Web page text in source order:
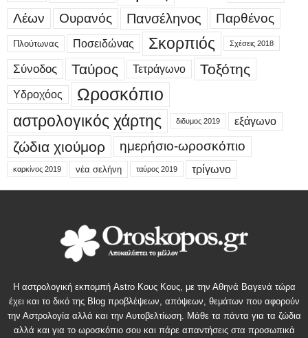
Λέων Ουρανός Πανσέληνος Παρθένος
Πλούτωνας Ποσειδώνας Σκορπιός Σχέσεις 2018
Σύνοδος Ταύρος Τετράγωνο Τοξότης
Υδροχόος Ωροσκόπιο
αστρολογικός χάρτης διδυμος 2019 εξάγωνο
ζώδια χιούμορ ημερήσιο-ωροσκόπιο
καρκίνος 2019 νέα σελήνη ταύρος 2019 τρίγωνο
Η αστρολογική εκπομπή Astro Κους Κους, με την Αθηνά Βαγενά τώρα
έχει και το δικό της Blog προβλέψεων, απόψεων, θεμάτων που αφορούν
την Αστρολογία αλλά και την Αυτοβελτίωση. Μάθε τα πάντα για τα ζώδια
αλλά και για το ωροσκόπιο σου και πάρε απαντήσεις στα προσωπικά